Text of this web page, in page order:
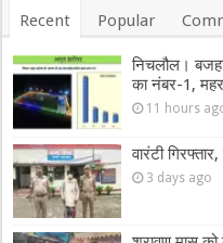
Recent Popular
निचलौल।
का नंबर-1,
11 hours
वारंटी
3 days ago